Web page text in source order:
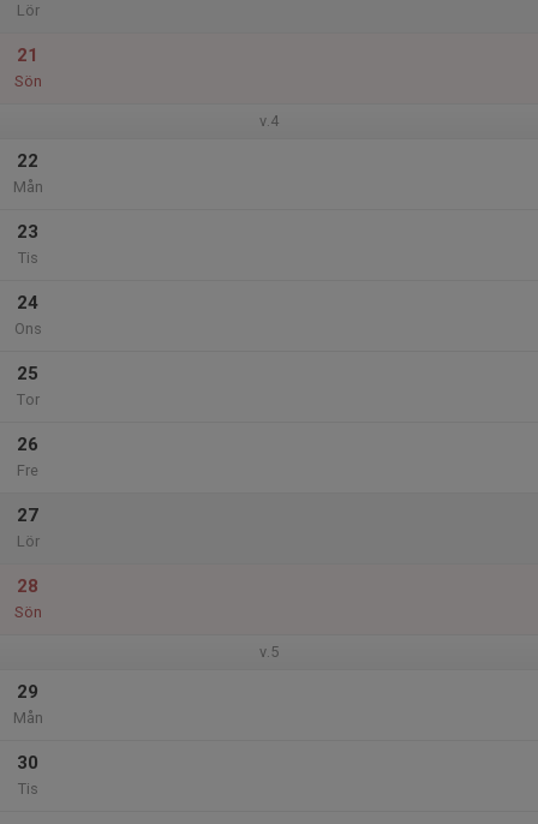
Lör
21
Sön
v.4
22
Mån
23
Tis
24
Ons
25
Tor
26
Fre
27
Lör
28
Sön
v.5
29
Mån
30
Tis